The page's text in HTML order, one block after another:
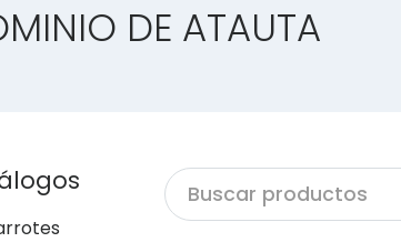
DE ATAUTA